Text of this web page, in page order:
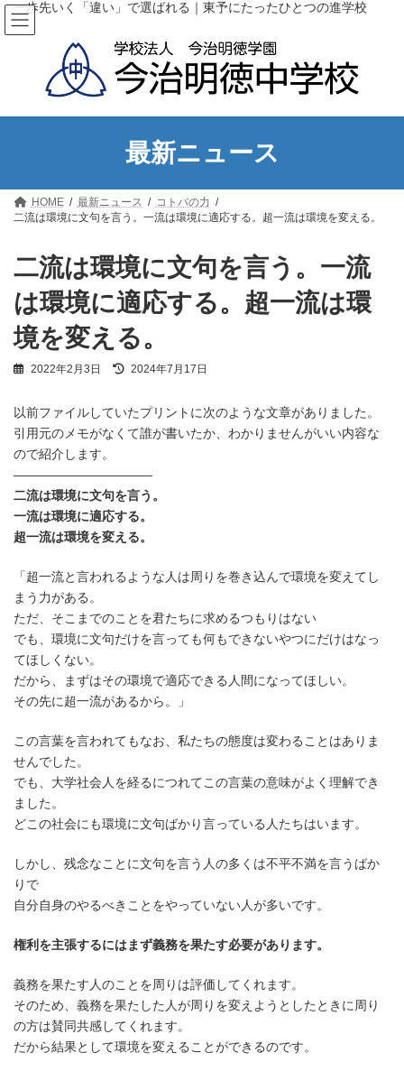
コ
ン
テ
キ
ナ
ビ
ゲ
に
一歩先いく「違い」で選ばれる｜東予にたったひとつの進学校
最新ニュース
HOME 最新ニュース
コトバの力
二流は環境に文句を言う。一流は環境に適応する。超一流は環境を変える。
二流は環境に文句を言う。一流
は環境に適応する。超一流は環
境を変える。
2022年2月3日
最
新
日
2024年7月17日
以前ファイルしていたプリントに次のような文章がありました。
引用元のメモがなくて誰が書いたか、わかりませんがいい内容な
ので紹介します。
———————————
二流は環境に文句を言う。
一流は環境に適応する。
超一流は環境を変える。
「超一流と言われるような人は周りを巻き込んで環境を変えてし
まう力がある。
ただ、そこまでのことを君たちに求めるつもりはない
でも、環境に文句だけを言っても何もできないやつにだけはなっ
てほしくない。
だから、まずはその環境で適応できる人間になってほしい。
その先に超一流があるから。」
この言葉を言われてもなお、私たちの態度は変わることはありま
せんでした。
でも、大学社会人を経るにつれてこの言葉の意味がよく理解でき
ました。
どこの社会にも環境に文句ばかり言っている人たちはいます。
しかし、残念なことに文句を言う人の多くは不平不満を言うばか
りで
自分自身のやるべきことをやっていない人が多いです。
権利を主張するにはまず義務を果たす必要があります。
義務を果たす人のことを周りは評価してくれます。
そのため、義務を果たした人が周りを変えようとしたときに周り
の方は賛同共感してくれます。
だから結果として環境を変えることができるのです。